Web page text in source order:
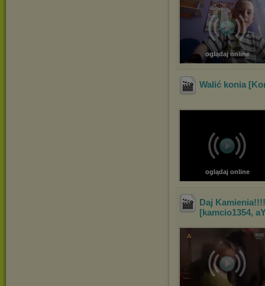
oglądaj online
Walić konia
oglądaj online
Daj
[kamcio1354,